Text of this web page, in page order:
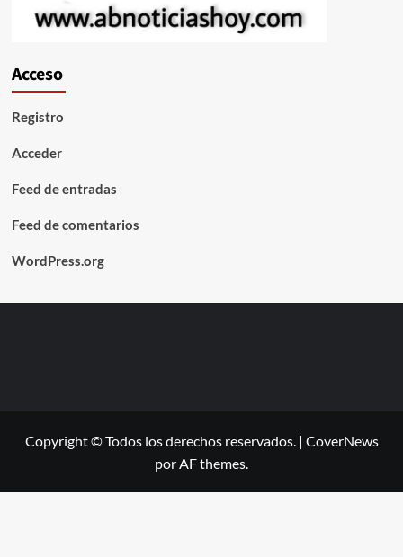
Acceso
Registro
Acceder
Feed de entradas
Feed de comentarios
WordPress.org
Copyright © Todos los derechos reservados. | CoverNews
por AF themes.